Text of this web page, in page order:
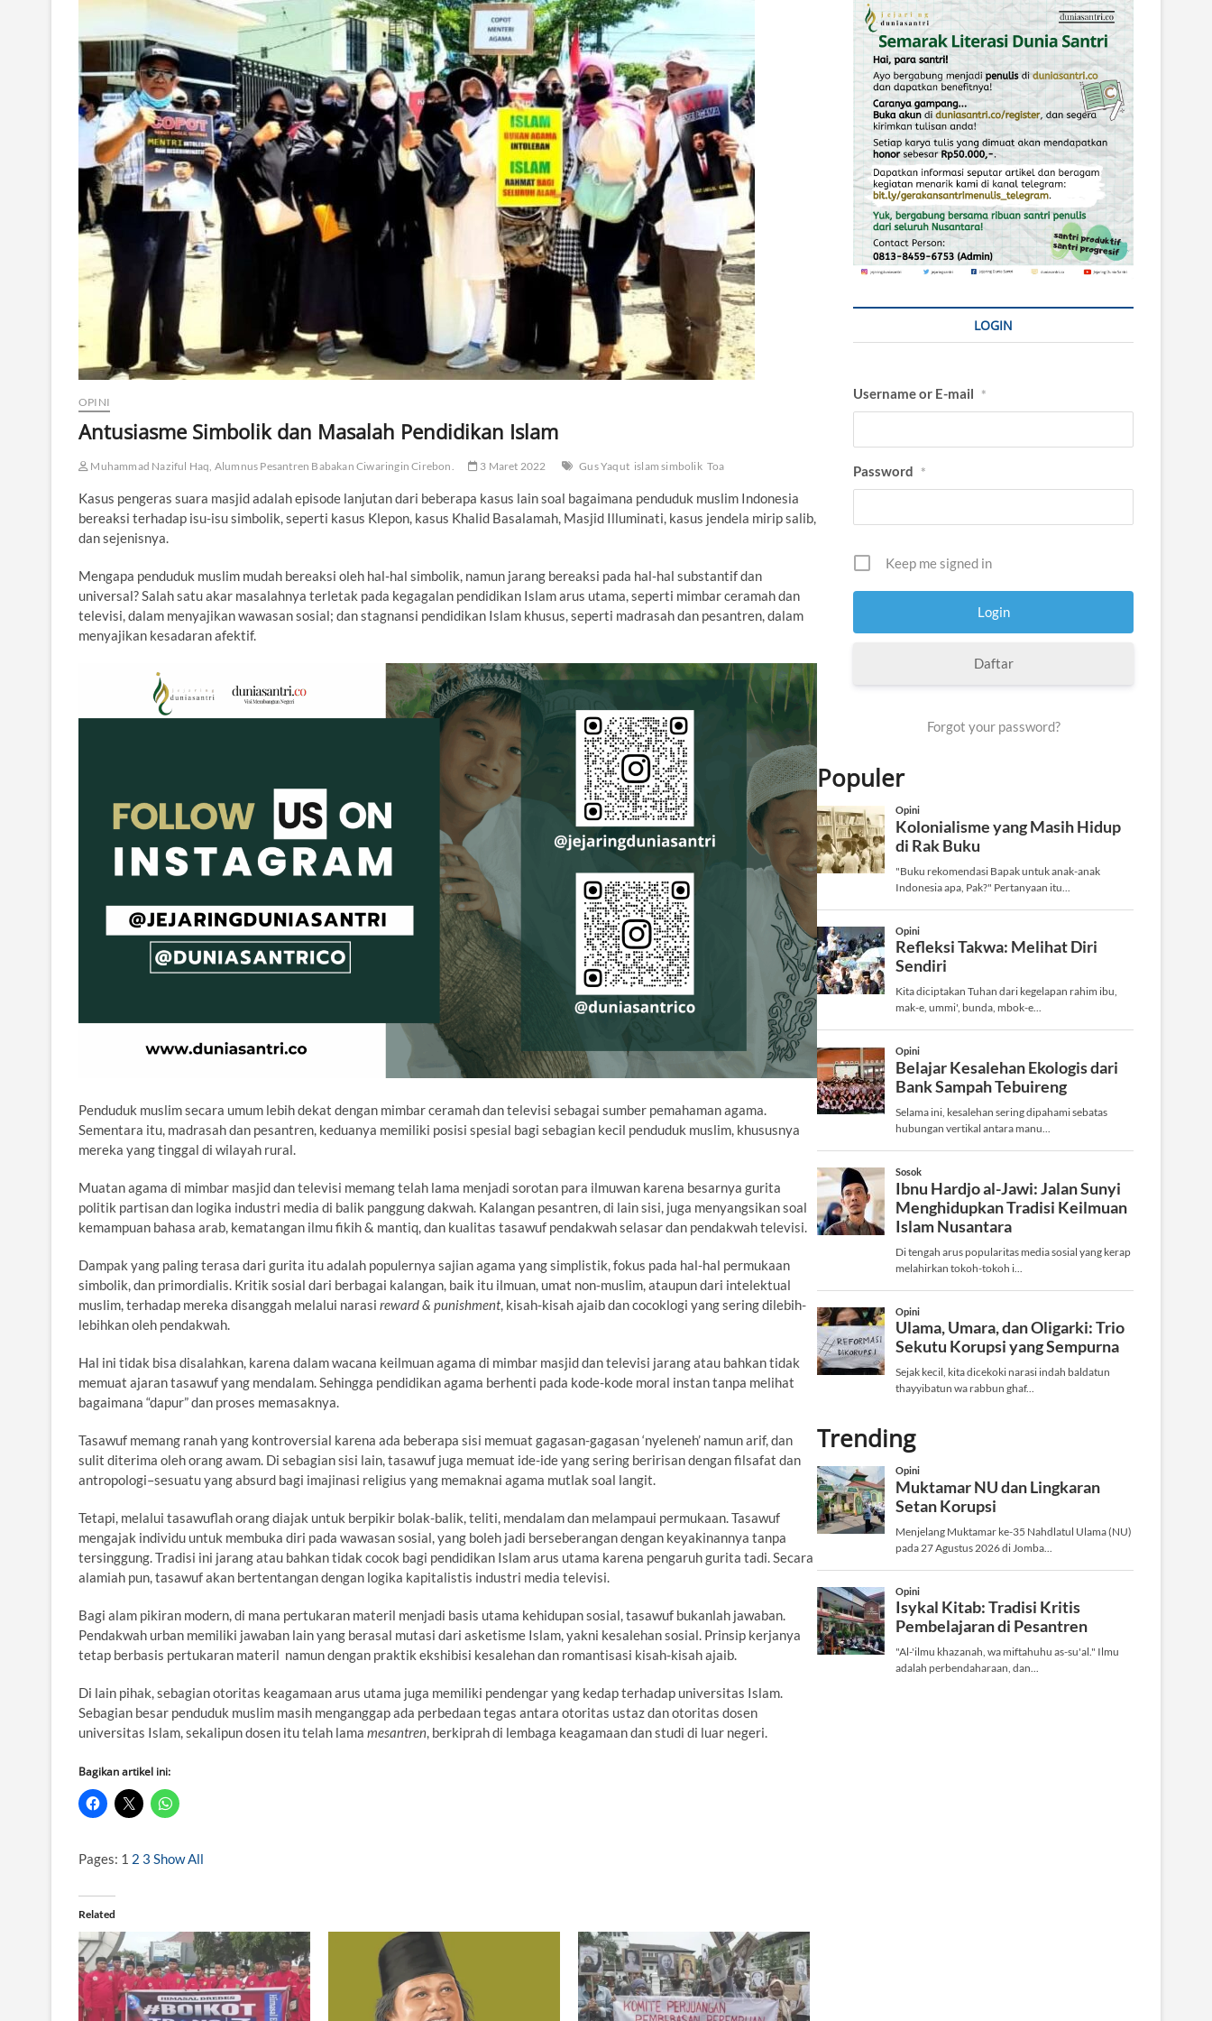
OPINI
Antusiasme Simbolik dan Masalah Pendidikan Islam
Muhammad Naziful Haq, Alumnus Pesantren Babakan Ciwaringin Cirebon. 3 Maret 2022 Gus Yaqut islam simbolik Toa
Kasus pengeras suara masjid adalah episode lanjutan dari beberapa kasus lain soal bagaimana penduduk muslim Indonesia
bereaksi terhadap isu-isu simbolik, seperti kasus Klepon, kasus Khalid Basalamah, Masjid Illuminati, kasus jendela mirip salib,
dan sejenisnya.
Mengapa penduduk muslim mudah bereaksi oleh hal-hal simbolik, namun jarang bereaksi pada hal-hal substantif dan
universal? Salah satu akar masalahnya terletak pada kegagalan pendidikan Islam arus utama, seperti mimbar ceramah dan
televisi, dalam menyajikan wawasan sosial; dan stagnansi pendidikan Islam khusus, seperti madrasah dan pesantren, dalam
menyajikan kesadaran afektif.
Penduduk muslim secara umum lebih dekat dengan mimbar ceramah dan televisi sebagai sumber pemahaman agama.
Sementara itu, madrasah dan pesantren, keduanya memiliki posisi spesial bagi sebagian kecil penduduk muslim, khususnya
mereka yang tinggal di wilayah rural.
Muatan agama di mimbar masjid dan televisi memang telah lama menjadi sorotan para ilmuwan karena besarnya gurita
politik partisan dan logika industri media di balik panggung dakwah. Kalangan pesantren, di lain sisi, juga menyangsikan soal
kemampuan bahasa arab, kematangan ilmu fikih & mantiq, dan kualitas tasawuf pendakwah selasar dan pendakwah televisi.
Dampak yang paling terasa dari gurita itu adalah populernya sajian agama yang simplistik, fokus pada hal-hal permukaan
simbolik, dan primordialis. Kritik sosial dari berbagai kalangan, baik itu ilmuan, umat non-muslim, ataupun dari intelektual
muslim, terhadap mereka disanggah melalui narasi reward & punishment, kisah-kisah ajaib dan cocoklogi yang sering dilebih-
lebihkan oleh pendakwah.
Hal ini tidak bisa disalahkan, karena dalam wacana keilmuan agama di mimbar masjid dan televisi jarang atau bahkan tidak
memuat ajaran tasawuf yang mendalam. Sehingga pendidikan agama berhenti pada kode-kode moral instan tanpa melihat
bagaimana “dapur” dan proses memasaknya.
Tasawuf memang ranah yang kontroversial karena ada beberapa sisi memuat gagasan-gagasan ‘nyeleneh’ namun arif, dan
sulit diterima oleh orang awam. Di sebagian sisi lain, tasawuf juga memuat ide-ide yang sering beririsan dengan filsafat dan
antropologi–sesuatu yang absurd bagi imajinasi religius yang memaknai agama mutlak soal langit.
Tetapi, melalui tasawuflah orang diajak untuk berpikir bolak-balik, teliti, mendalam dan melampaui permukaan. Tasawuf
mengajak individu untuk membuka diri pada wawasan sosial, yang boleh jadi berseberangan dengan keyakinannya tanpa
tersinggung. Tradisi ini jarang atau bahkan tidak cocok bagi pendidikan Islam arus utama karena pengaruh gurita tadi. Secara
alamiah pun, tasawuf akan bertentangan dengan logika kapitalistis industri media televisi.
Bagi alam pikiran modern, di mana pertukaran materil menjadi basis utama kehidupan sosial, tasawuf bukanlah jawaban.
Pendakwah urban memiliki jawaban lain yang berasal mutasi dari asketisme Islam, yakni kesalehan sosial. Prinsip kerjanya
tetap berbasis pertukaran materil namun dengan praktik ekshibisi kesalehan dan romantisasi kisah-kisah ajaib.
Di lain pihak, sebagian otoritas keagamaan arus utama juga memiliki pendengar yang kedap terhadap universitas Islam.
Sebagian besar penduduk muslim masih menganggap ada perbedaan tegas antara otoritas ustaz dan otoritas dosen
universitas Islam, sekalipun dosen itu telah lama mesantren, berkiprah di lembaga keagamaan dan studi di luar negeri.
Bagikan artikel ini:
Pages: 1 2 3 Show All
Related
LOGIN
Username or E-mail *
Password *
Keep me signed in
Daftar
Forgot your password?
Populer
Trending